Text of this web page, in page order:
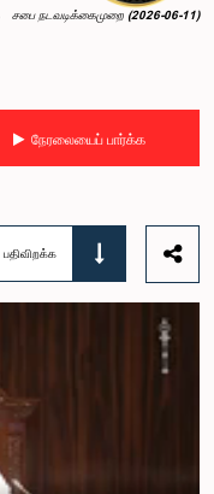
சபை நடவடிக்கைமுறை (2026-06-11)
நேரலையைப் பார்க்க
பதிவிறக்க